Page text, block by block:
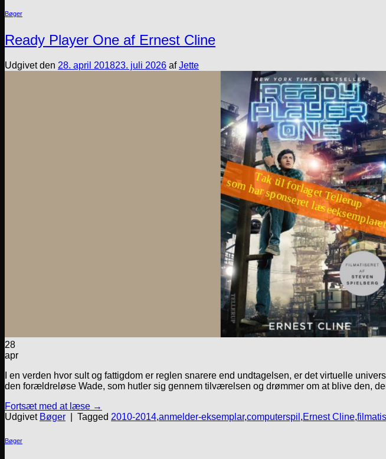
Bøger
Ready Player One af Ernest Cline
Udgivet den 28. april 201823. juli 2026 afJette
28
apr
I en verden hvor sult og fattigdom er reglen snarere end undtagelsen, er det virtuelle
den forældreløse Wade, som hutler sig gennem tilværelsen og drømmer om at blive den,
Fortsæt med at læse →
Udgivet Bøger Tagged 2010-2014,anmelder-eksemplar,computerspil ,Ernest Cline,
Bøger